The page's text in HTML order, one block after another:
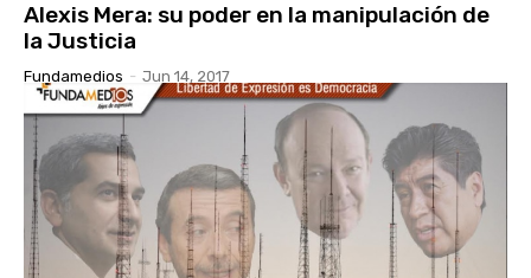
Alexis Mera: su poder en la manipulación de
la Justicia
Fundamedios - Jun 14, 2017